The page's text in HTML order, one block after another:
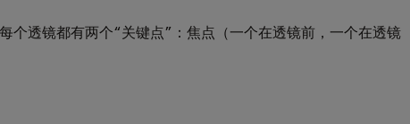
个透镜都有两个“关键点”：焦点（一个在透镜前，一个在透镜